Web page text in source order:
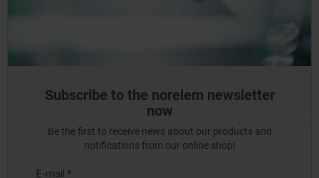
Subscribe to the norelem newsletter
now
Be the first to receive news about our products and
notifications from our online shop!